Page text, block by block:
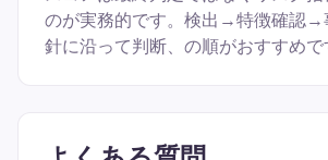
のが実務的です。検出→特徴確認
針に沿って判断、の順がおすすめで